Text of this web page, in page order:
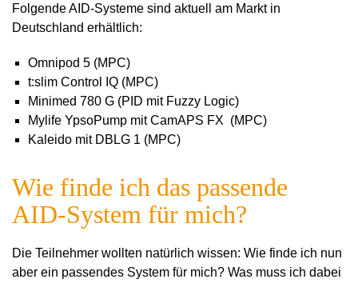
Folgende AID-Systeme sind aktuell am Markt in
Deutschland erhältlich:
Omnipod 5 (MPC)
t:slim Control IQ (MPC)
Minimed 780 G (PID mit Fuzzy Logic)
Mylife YpsoPump mit CamAPS FX (MPC)
Kaleido mit DBLG 1 (MPC)
Wie finde ich das passende
AID-System für mich?
Die Teilnehmer wollten natürlich wissen: Wie finde ich nun
aber ein passendes System für mich? Was muss ich dabei